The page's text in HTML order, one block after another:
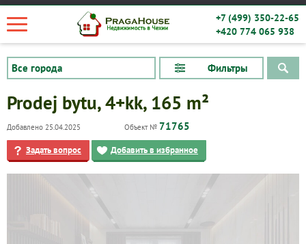
+7 (499) 350-22-65
+420 774 065 938
Фильтры
Prodej bytu, 4+kk, 165 m²
Добавлено 25.04.2025 Объект № 71765
Задать вопрос Добавить в избранное